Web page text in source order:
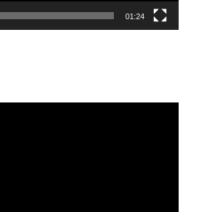
01:24